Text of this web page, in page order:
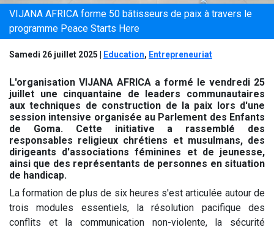
VIJANA AFRICA forme 50 bâtisseurs de paix à travers le
programme Peace Starts Here
Samedi 26 juillet 2025 Education, Entrepreneuriat
L'organisation VIJANA AFRICA a formé le vendredi 25
juillet une cinquantaine de leaders communautaires
aux techniques de construction de la paix lors d'une
session intensive organisée au Parlement des Enfants
de Goma. Cette initiative a rassemblé des
responsables religieux chrétiens et musulmans, des
dirigeants d'associations féminines et de jeunesse,
ainsi que des représentants de personnes en situation
de handicap.
La formation de plus de six heures s'est articulée autour de
trois modules essentiels, la résolution pacifique des
conflits et la communication non-violente, la sécurité